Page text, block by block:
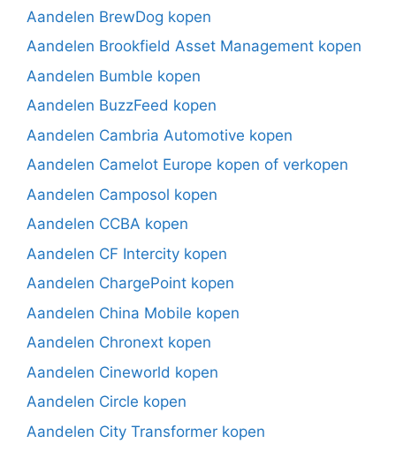
Aandelen BrewDog kopen
Aandelen Brookfield Asset Management kopen
Aandelen Bumble kopen
Aandelen BuzzFeed kopen
Aandelen Cambria Automotive kopen
Aandelen Camelot Europe kopen of verkopen
Aandelen Camposol kopen
Aandelen CCBA kopen
Aandelen CF Intercity kopen
Aandelen ChargePoint kopen
Aandelen China Mobile kopen
Aandelen Chronext kopen
Aandelen Cineworld kopen
Aandelen Circle kopen
Aandelen City Transformer kopen